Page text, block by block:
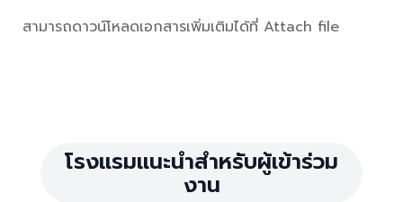
สามารถดาวน์โหลดเอกสารเพิ่มเติมได้ที่ Attach file
โรงแรมแนะนำสำหรับผู้เข้าร่วม
งาน